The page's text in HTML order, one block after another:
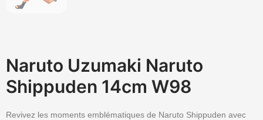
Naruto Uzumaki Naruto
Shippuden 14cm W98
Revivez les moments emblématiques de Naruto Shippuden avec